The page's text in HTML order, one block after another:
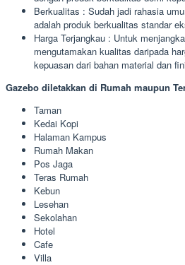
Berkualitas : Sudah jadi rahasia
adalah produk berkualitas standar
Harga Terjangkau : Untuk
mengutamakan kualitas daripada
kepuasan dari bahan material dan
Gazebo diletakkan di Rumah maupun
Taman
Kedai Kopi
Halaman Kampus
Rumah Makan
Pos Jaga
Teras Rumah
Kebun
Lesehan
Sekolahan
Hotel
Cafe
Villa